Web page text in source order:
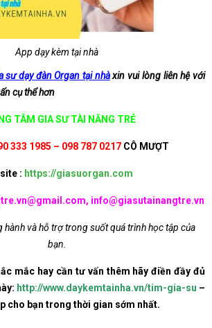
App dạy kèm tại nhà
sư dạy đàn Organ tại nhàxin vui lòng liên hệ với
cụ thể hơn
TÂM GIA SƯ TÀI NĂNG TRẺ
333 1985 – 098 787 0217 CÔ MƯỢT
: https://giasuorgan.com
info@giasutainangtre.vn
hành và hỗ trợ trong suốt quá trình học tập của
bạn.
mắc hay cần tư vấn thêm hãy điền đầy đủ
http://www.daykemtainha.vn/tim-gia-su –
cho bạn trong thời gian sớm nhất.